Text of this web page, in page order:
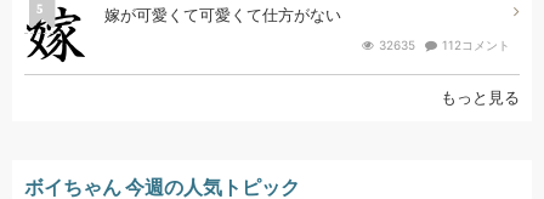
5 嫁が可愛くて可愛くて仕方がない
32635 112コメント
もっと見る
ボイちゃん 今週の人気トピック